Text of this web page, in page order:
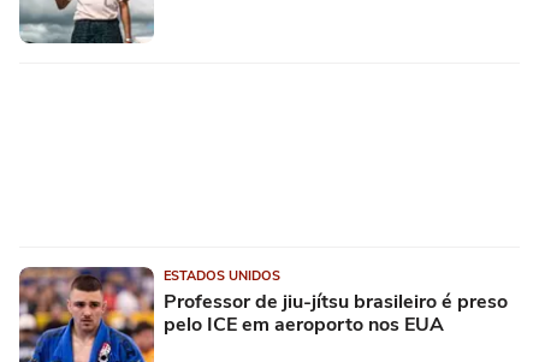
ESTADOS UNIDOS
Professor de jiu-jítsu brasileiro é preso
pelo ICE em aeroporto nos EUA